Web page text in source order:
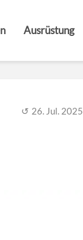
Ausrüstung
26. Jul. 2025